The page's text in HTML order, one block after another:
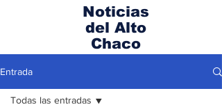
Noticias
del Alto
Chaco
Entrada
Todas las entradas